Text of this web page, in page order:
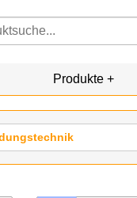
Produkte